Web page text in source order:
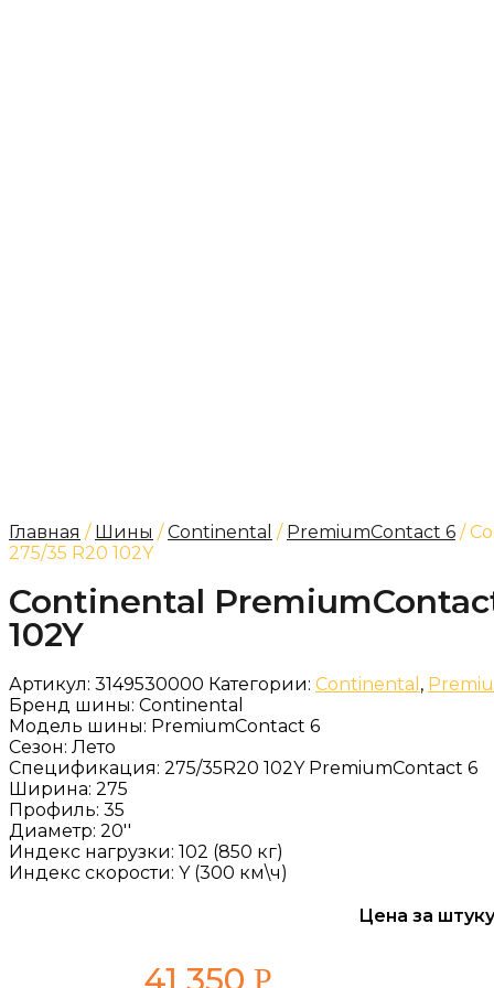
Главная / Шины /Continental / PremiumContact 6 /
275/35 R20 102Y
Continental
102Y
Артикул: 3149530000 Категории: Continental ,
Бренд шины: Continental
Модель шины: PremiumContact 6
Сезон: Лето
Спецификация: 275/35R20 102Y PremiumContact 6
Ширина: 275
Профиль: 35
Диаметр: 20''
Индекс нагрузки: 102 (850 кг)
Индекс скорости: Y (300 км\ч)
Цена за
41 350 Р